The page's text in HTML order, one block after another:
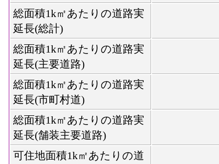
総面積1k㎡あたりの道路実
延長(総計)
総面積1k㎡あたりの道路実
延長(主要道路)
総面積1k㎡あたりの道路実
延長(市町村道)
総面積1k㎡あたりの道路実
延長(舗装主要道路)
可住地面積1k㎡あたりの道